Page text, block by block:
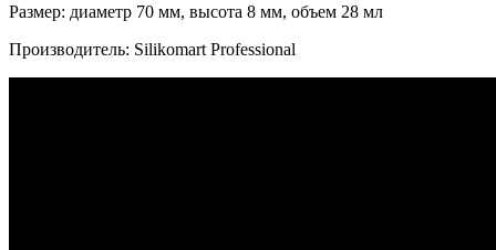
Размер: диаметр 70 мм, высота 8 мм, объем 28 мл
Производитель: Silikomart Professional